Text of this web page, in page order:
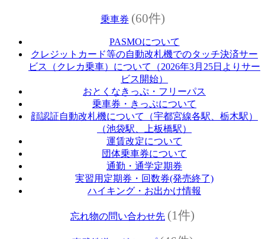
乗車券 (60件)
PASMOについて
クレジットカード等の自動改札機でのタッチ決済サー
ビス（クレカ乗車）について（2026年3月25日よりサー
ビス開始）
おとくなきっぷ・フリーパス
乗車券・きっぷについて
顔認証自動改札機について（宇都宮線各駅、栃木駅）
（池袋駅、上板橋駅）
運賃改定について
団体乗車券について
通勤・通学定期券
実習用定期券・回数券(発売終了)
ハイキング・お出かけ情報
忘れ物の問い合わせ先 (1件)